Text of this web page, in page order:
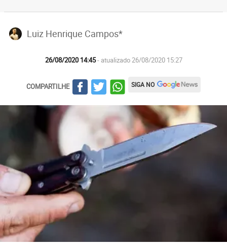
Luiz Henrique Campos*
26/08/2020 14:45- atualizado 26/08/2020 15:27
COMPARTILHE SIGA NO